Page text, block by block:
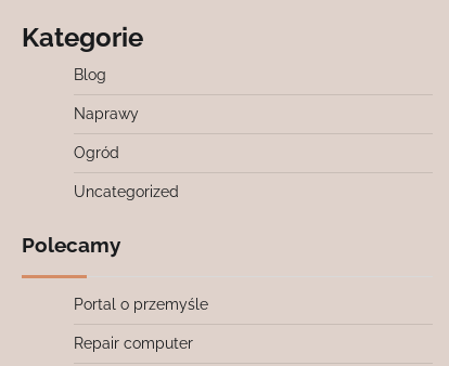
Kategorie
Blog
Naprawy
Ogród
Uncategorized
Polecamy
Portal o przemyśle
Repair computer